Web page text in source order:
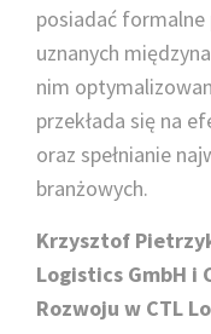
posiadać
uznanych
nim
przekłada się na
oraz spełnianie
branżowych.
Krzysztof
Logistics GmbH i
Rozwoju w CTL